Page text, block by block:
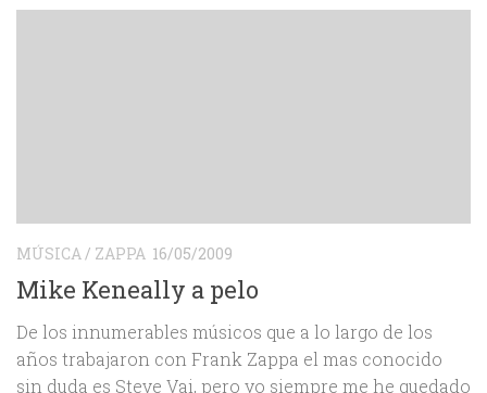
MÚSICA/ ZAPPA 16/05/2009
Mike Keneally a pelo
De los innumerables músicos que a lo largo de los
años trabajaron con Frank Zappa el mas conocido
sin duda es Steve Vai, pero yo siempre me he quedado